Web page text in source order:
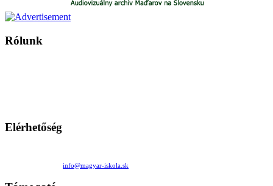
Rólunk
Elérhetőség
info@magyar-iskola.sk